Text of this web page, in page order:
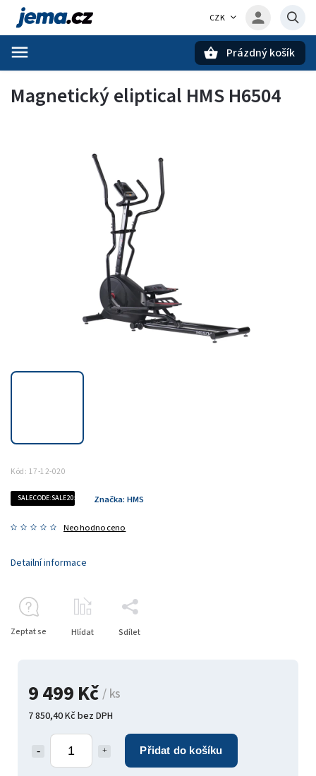
CZK
Prázdný košík
Magnetický eliptical HMS H6504
Kód: 17-12-020
SALECODE:SALE20:20:%
Neohodnoceno
Značka: HMS
9 499 Kč/ ks
7 850,40 Kč bez DPH
Přidat do košíku
Detailní informace
Zeptat se Hlídat Sdílet